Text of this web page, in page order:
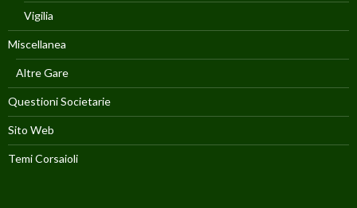
Vigilia
Miscellanea
Altre Gare
Questioni Societarie
Sito Web
Temi Corsaioli